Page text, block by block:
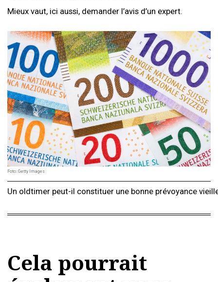
Mieux vaut, ici aussi, demander l’avis d’un expert.
Foto: Getty Images
Un oldtimer peut-il constituer une bonne prévoyance
Cela pourrait